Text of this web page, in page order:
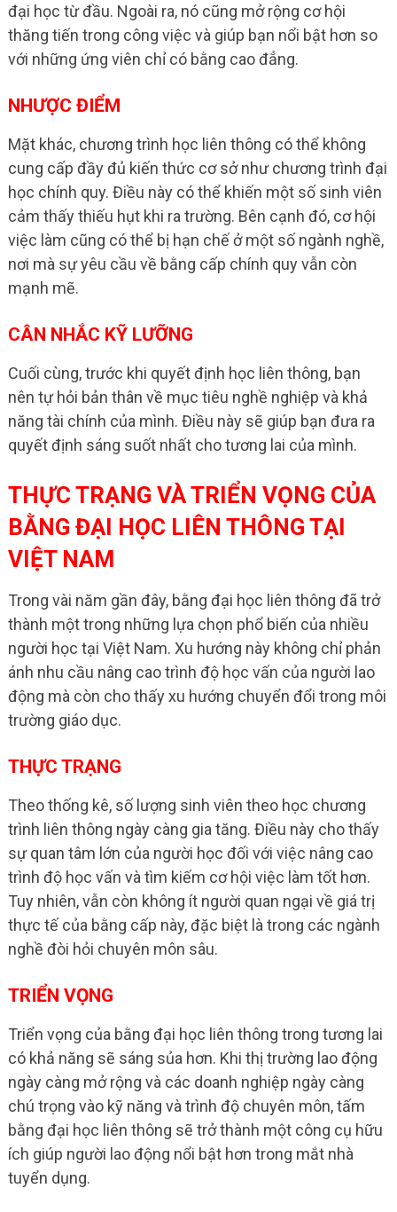
đại học từ đầu. Ngoài ra, nó cũng mở rộng cơ hội
thăng tiến trong công việc và giúp bạn nổi bật hơn so
với những ứng viên chỉ có bằng cao đẳng.
NHƯỢC ĐIỂM
Mặt khác, chương trình học liên thông có thể không
cung cấp đầy đủ kiến thức cơ sở như chương trình đại
học chính quy. Điều này có thể khiến một số sinh viên
cảm thấy thiếu hụt khi ra trường. Bên cạnh đó, cơ hội
việc làm cũng có thể bị hạn chế ở một số ngành nghề,
nơi mà sự yêu cầu về bằng cấp chính quy vẫn còn
mạnh mẽ.
CÂN NHẮC KỸ LƯỠNG
Cuối cùng, trước khi quyết định học liên thông, bạn
nên tự hỏi bản thân về mục tiêu nghề nghiệp và khả
năng tài chính của mình. Điều này sẽ giúp bạn đưa ra
quyết định sáng suốt nhất cho tương lai của mình.
THỰC TRẠNG VÀ TRIỂN VỌNG CỦA
BẰNG ĐẠI HỌC LIÊN THÔNG TẠI
VIỆT NAM
Trong vài năm gần đây, bằng đại học liên thông đã trở
thành một trong những lựa chọn phổ biến của nhiều
người học tại Việt Nam. Xu hướng này không chỉ phản
ánh nhu cầu nâng cao trình độ học vấn của người lao
động mà còn cho thấy xu hướng chuyển đổi trong môi
trường giáo dục.
THỰC TRẠNG
Theo thống kê, số lượng sinh viên theo học chương
trình liên thông ngày càng gia tăng. Điều này cho thấy
sự quan tâm lớn của người học đối với việc nâng cao
trình độ học vấn và tìm kiếm cơ hội việc làm tốt hơn.
Tuy nhiên, vẫn còn không ít người quan ngại về giá trị
thực tế của bằng cấp này, đặc biệt là trong các ngành
nghề đòi hỏi chuyên môn sâu.
TRIỂN VỌNG
Triển vọng của bằng đại học liên thông trong tương lai
có khả năng sẽ sáng sủa hơn. Khi thị trường lao động
ngày càng mở rộng và các doanh nghiệp ngày càng
chú trọng vào kỹ năng và trình độ chuyên môn, tấm
bằng đại học liên thông sẽ trở thành một công cụ hữu
ích giúp người lao động nổi bật hơn trong mắt nhà
tuyển dụng.